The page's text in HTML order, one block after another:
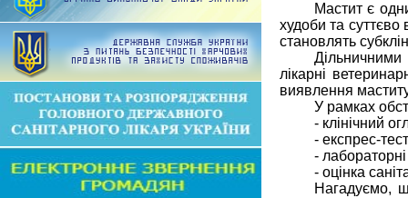
Мастит є
худоби та суттєво
становлять
Дільничними
лікарні
виявлення
У рамках
- клінічний
- експрес-
- лабораторні
- оцінка
Нагадуємо,